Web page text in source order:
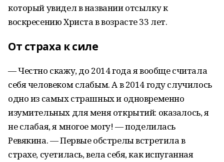
который увидел в названии отсылку к
воскресению Христа в возрасте 33 лет.
От страха к силе
— Честно скажу, до 2014 года я вообще считала
себя человеком слабым. А в 2014 году случилось
одно из самых страшных и одновременно
изумительных для меня открытий: оказалось, я
не слабая, я многое могу! — поделилась
Ревякина. — Первые обстрелы встретила в
страхе, суетилась, вела себя, как испуганная